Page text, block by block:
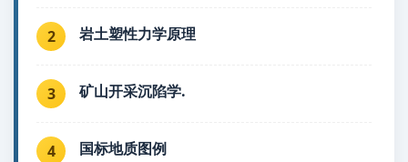
2 岩土塑性力学原理
3 矿山开采沉陷学.
4 国标地质图例